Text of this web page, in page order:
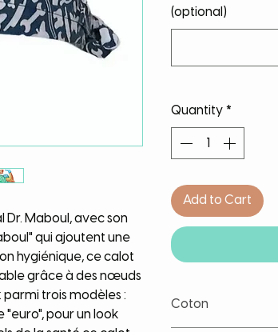
Maboul, avec son
qui ajoutent une
hygiénique, ce calot
grâce à des nœuds
trois modèles :
pour un look
(optional)
Quantity *
Add to Cart
Coton